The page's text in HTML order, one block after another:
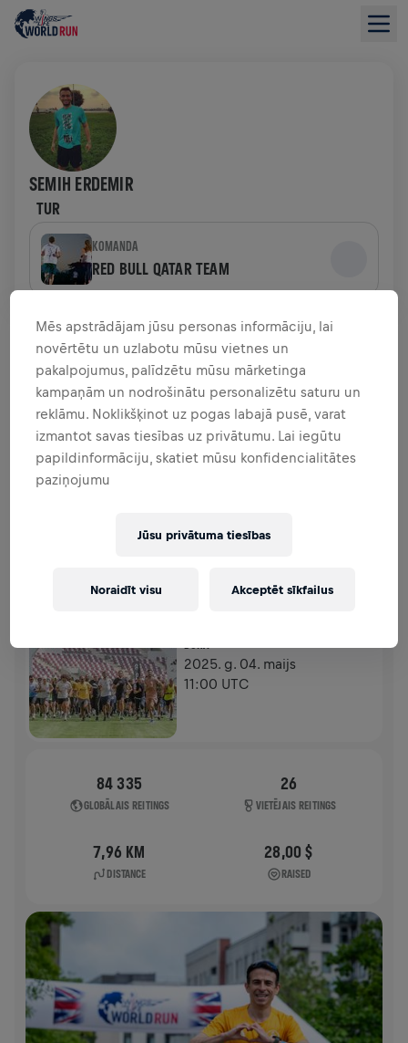
SEMIH ERDEMIR
TUR
KOMANDA
RED BULL QATAR TEAM
LĪDZEKĻU VĀKŠANAS PĀRSKATS
0,00 $ SAVĀKTI NO 0,00 $ MĒRĶIS
FUNDRAISING ZIEDOT
Ziedo, lai radītu pārmaiņas! 100% no tava ziedojuma
tiks novirzīti mugurkaula smadzeņu izpētei.
2025. g. 04. maijs
11:00 UTC
84 335
GLOBĀLAIS REITINGS
26
VIETĒJAIS REITINGS
7,96 KM
DISTANCE
28,00 $
RAISED
Mēs apstrādājam jūsu personas informāciju, lai
novērtētu un uzlabotu mūsu vietnes un
pakalpojumus, palīdzētu mūsu mārketinga
kampaņām un nodrošinātu personalizētu saturu un
reklāmu. Noklikšķinot uz pogas labajā pusē, varat
izmantot savas tiesības uz privātumu. Lai iegūtu
papildinformāciju, skatiet mūsu konfidencialitātes
paziņojumu
Jūsu privātuma tiesības
Noraidīt visu Akceptēt sīkfailus